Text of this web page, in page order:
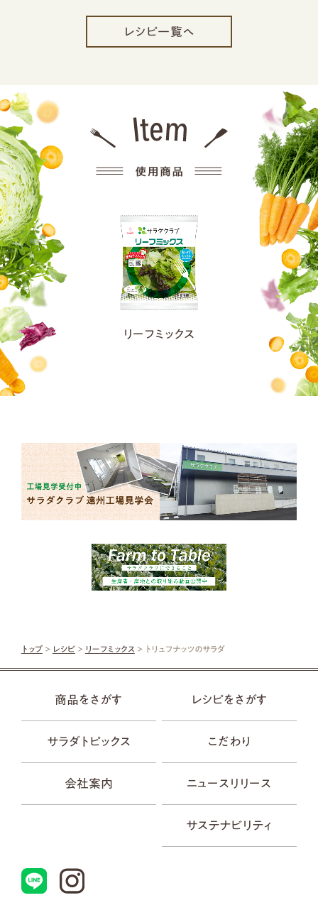
レシピ一覧へ
リーフミックス
トップ > レシピ> リーフミックス > トリュフナッツのサラダ
商品をさがす レシピをさがす
サラダトピックス こだわり
会社案内 ニュースリリース
サステナビリティ